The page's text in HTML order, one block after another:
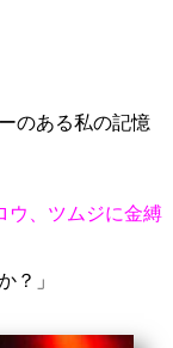
のある私の記憶
ウ、ツムジに金縛
？」